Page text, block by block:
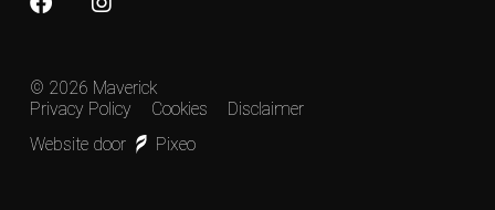
© 2026 Maverick
Privacy Policy
Cookies
Disclaimer
Website door
Pixeo